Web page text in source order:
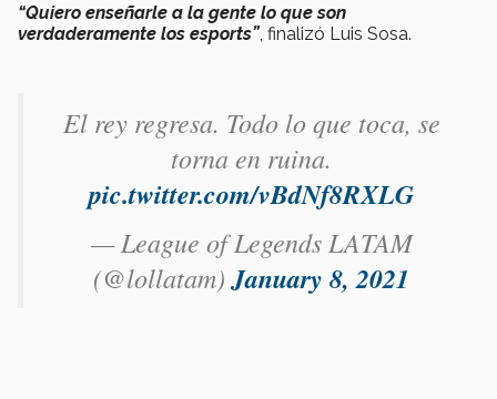
“Quiero enseñarle a la gente lo que son
verdaderamente los esports”, finalizó Luis Sosa.
El rey regresa. Todo lo que toca, se
torna en ruina.
pic.twitter.com/vBdNf8RXLG
— League of Legends LATAM
(@lollatam)January 8, 2021